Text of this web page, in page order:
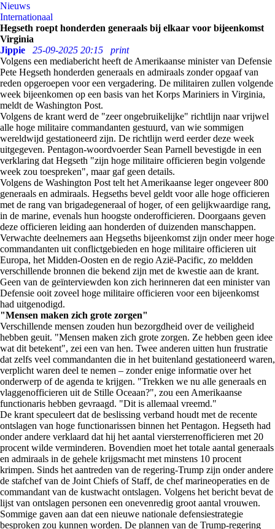
Nieuws
Internationaal
Hegseth roept honderden generaals bij elkaar voor bijeenkomst
Virginia
Jippie
25-09-2025 20:15
print
Volgens een mediabericht heeft de Amerikaanse minister van Defensie
Pete Hegseth honderden generaals en admiraals zonder opgaaf van
reden opgeroepen voor een vergadering. De militairen zullen volgende
week bijeenkomen op een basis van het Korps Mariniers in Virginia,
meldt de Washington Post.
Volgens de krant werd de "zeer ongebruikelijke" richtlijn naar vrijwel
alle hoge militaire commandanten gestuurd, van wie sommigen
wereldwijd gestationeerd zijn. De richtlijn werd eerder deze week
uitgegeven. Pentagon-woordvoerder Sean Parnell bevestigde in een
verklaring dat Hegseth "zijn hoge militaire officieren begin volgende
week zou toespreken", maar gaf geen details.
Volgens de Washington Post telt het Amerikaanse leger ongeveer 800
generaals en admiraals. Hegseths bevel geldt voor alle hoge officieren
met de rang van brigadegeneraal of hoger, of een gelijkwaardige rang,
in de marine, evenals hun hoogste onderofficieren. Doorgaans geven
deze officieren leiding aan honderden of duizenden manschappen.
Verwachte deelnemers aan Hegseths bijeenkomst zijn onder meer hoge
commandanten uit conflictgebieden en hoge militaire officieren uit
Europa, het Midden-Oosten en de regio Azië-Pacific, zo meldden
verschillende bronnen die bekend zijn met de kwestie aan de krant.
Geen van de geïnterviewden kon zich herinneren dat een minister van
Defensie ooit zoveel hoge militaire officieren voor een bijeenkomst
had uitgenodigd.
"Mensen maken zich grote zorgen"
Verschillende mensen zouden hun bezorgdheid over de veiligheid
hebben geuit. "Mensen maken zich grote zorgen. Ze hebben geen idee
wat dit betekent", zei een van hen. Twee anderen uitten hun frustratie
dat zelfs veel commandanten die in het buitenland gestationeerd waren,
verplicht waren deel te nemen – zonder enige informatie over het
onderwerp of de agenda te krijgen. "Trekken we nu alle generaals en
vlaggenofficieren uit de Stille Oceaan?", zou een Amerikaanse
functionaris hebben gevraagd. "Dit is allemaal vreemd."
De krant speculeert dat de beslissing verband houdt met de recente
ontslagen van hoge functionarissen binnen het Pentagon. Hegseth had
onder andere verklaard dat hij het aantal viersterrenofficieren met 20
procent wilde verminderen. Bovendien moet het totale aantal generaals
en admiraals in de gehele krijgsmacht met minstens 10 procent
krimpen. Sinds het aantreden van de regering-Trump zijn onder andere
de stafchef van de Joint Chiefs of Staff, de chef marineoperaties en de
commandant van de kustwacht ontslagen. Volgens het bericht bevat de
lijst van ontslagen personen een onevenredig groot aantal vrouwen.
Sommige gaven aan dat een nieuwe nationale defensiestrategie
besproken zou kunnen worden. De plannen van de Trump-regering